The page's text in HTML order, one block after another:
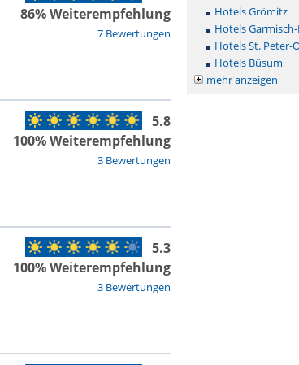
7 Bewertungen
86% Weiterempfehlung
3 Bewertungen
5.8
100% Weiterempfehlung
3 Bewertungen
5.3
100% Weiterempfehlung
Hotels Grömitz
Hotels
Hotels St. Peter-
Hotels Büsum
mehr anzeigen